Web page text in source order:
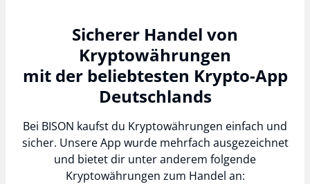
Sicherer Handel von
Kryptowährungen
mit der beliebtesten Krypto-App
Deutschlands
Bei BISON kaufst du Kryptowährungen einfach und
sicher. Unsere App wurde mehrfach ausgezeichnet
und bietet dir unter anderem folgende
Kryptowährungen zum Handel an: